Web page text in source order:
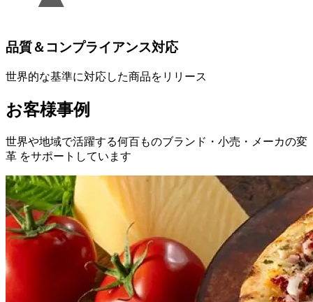
品質＆コンプライアンス対応
世界的な基準に対応した商品をリリース
お客様事例
世界や地域で活躍する何百ものブランド・小売・ メーカの変
革 をサポートしています